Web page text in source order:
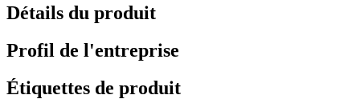
Détails du produit
Profil de l'entreprise
Étiquettes de produit